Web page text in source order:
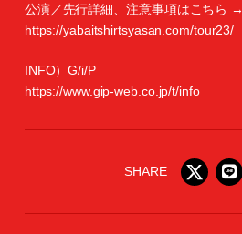
公演／先行詳細、注意事項はこちら →
https://yabaitshirtsyasan.com/tour23/
INFO）G/i/P
https://www.gip-web.co.jp/t/info
SHARE